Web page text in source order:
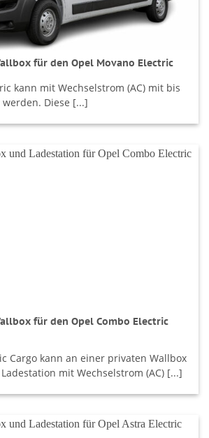
für den Opel Movano Electric
kann mit Wechselstrom (AC) mit bis
Diese [...]
für den Opel Combo Electric
Cargo kann an einer privaten Wallbox
mit Wechselstrom (AC) [...]